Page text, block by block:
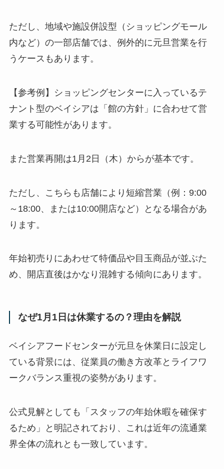
ただし、地域や施設併設型（ショッピングモール
内など）の一部店舗では、例外的に元旦営業を行
うケースもあります。
【参考例】ショッピングセンターに入っているテ
ナント型のベイシアは「館の方針」に合わせて営
業する可能性があります。
また営業再開は1月2日（木）からが基本です。
ただし、こちらも店舗により短縮営業（例：9:00
～18:00、または10:00開店など）となる場合があ
ります。
年始初売りにあわせて特価品や目玉商品が並ぶた
め、開店直後はかなり混雑する傾向にあります。
なぜ1月1日は休業するの？理由を解説
ベイシアフードセンターが元旦を休業日に設定し
ている背景には、従業員の働き方改革とライフワ
ークバランス重視の姿勢があります。
公式見解としても「スタッフの年始休暇を確保す
るため」と明記されており、これは近年の流通業
界全体の流れとも一致しています。